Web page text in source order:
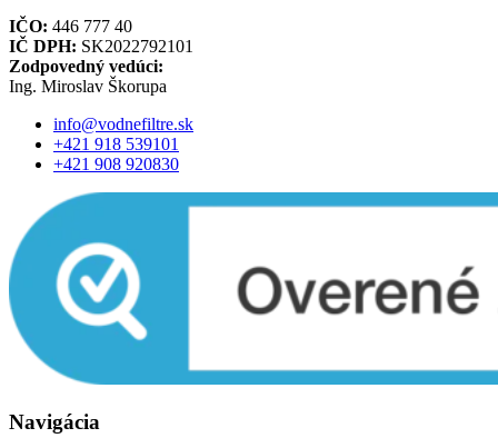
IČO: 446 777 40
IČ DPH: SK2022792101
Zodpovedný vedúci:
Ing. Miroslav Škorupa
info@vodnefiltre.sk
+421 918 539101
+421 908 920830
Navigácia